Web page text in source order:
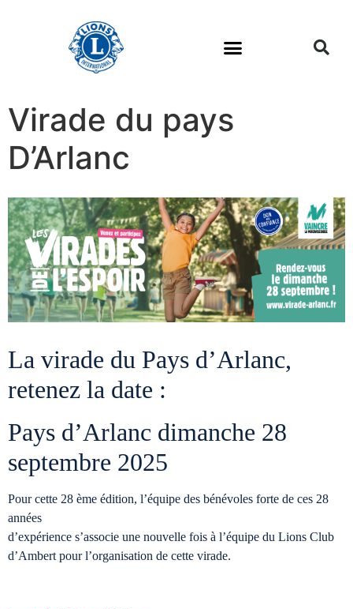
Virade du pays
D’Arlanc
La virade du Pays d’Arlanc,
retenez la date :
Pays d’Arlanc dimanche 28
septembre 2025
Pour cette 28 ème édition, l’équipe des bénévoles forte de ces 28
années
d’expérience s’associe une nouvelle fois à l’équipe du Lions Club
d’Ambert pour l’organisation de cette virade.